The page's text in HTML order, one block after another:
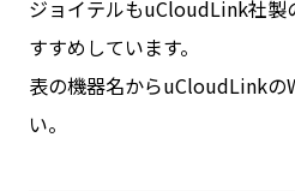
ジョイテルもuCloudLink社製
すすめしています。
表の機器名からuCloudLinkの
い。